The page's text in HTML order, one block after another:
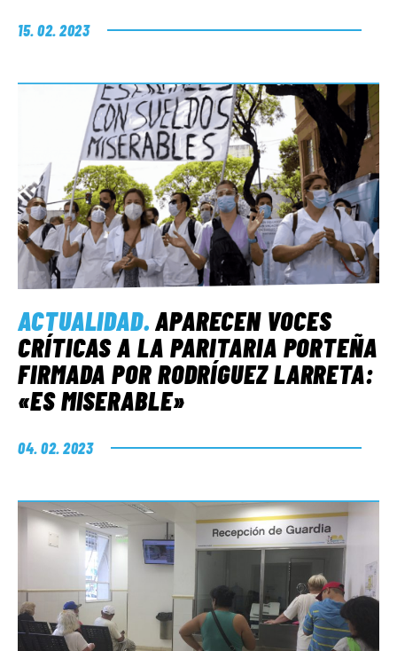
15. 02. 2023
ACTUALIDAD.APARECEN VOCES
CRÍTICAS A LA PARITARIA PORTEÑA
FIRMADA POR RODRÍGUEZ LARRETA:
«ES MISERABLE»
04. 02. 2023